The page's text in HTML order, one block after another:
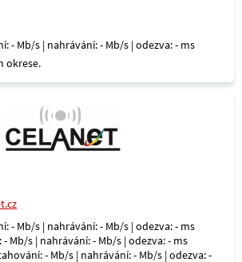
- Mb/s | nahrávání: - Mb/s | odezva: - ms
okrese.
- Mb/s | nahrávání: - Mb/s | odezva: - ms
- Mb/s | nahrávání: - Mb/s | odezva: - ms
- Mb/s | nahrávání: - Mb/s | odezva: -